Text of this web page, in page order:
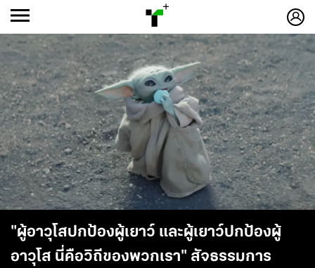
"ผู้อาวุโสปกป้องผู้เยาว์ และผู้เยาว์ปกป้องผู้
อาวุโส นี่คือวิถีของพวกเรา" สัจธรรมการ
-ก